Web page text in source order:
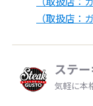
（取扱店：
ステ
気軽に本